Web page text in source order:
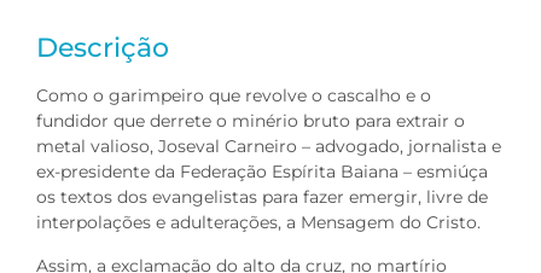
Descrição
Como o garimpeiro que revolve o cascalho e o
fundidor que derrete o minério bruto para extrair o
metal valioso, Joseval Carneiro – advogado, jornalista e
ex-presidente da Federação Espírita Baiana – esmiúça
os textos dos evangelistas para fazer emergir, livre de
interpolações e adulterações, a Mensagem do Cristo.
Assim, a exclamação do alto da cruz, no martírio